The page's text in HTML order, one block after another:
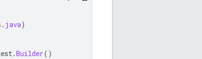
. java)
.Builder()